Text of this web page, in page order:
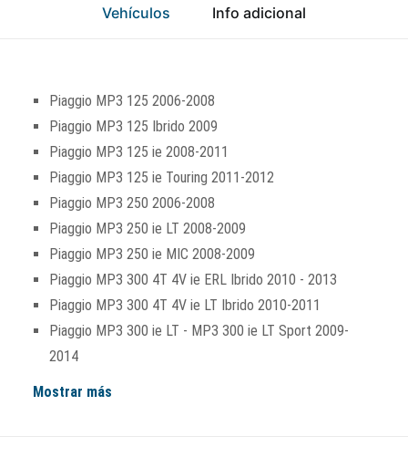
Vehículos Info adicional
Piaggio MP3 125 2006-2008
Piaggio MP3 125 Ibrido 2009
Piaggio MP3 125 ie 2008-2011
Piaggio MP3 125 ie Touring 2011-2012
Piaggio MP3 250 2006-2008
Piaggio MP3 250 ie LT 2008-2009
Piaggio MP3 250 ie MIC 2008-2009
Piaggio MP3 300 4T 4V ie ERL Ibrido 2010 - 2013
Piaggio MP3 300 4T 4V ie LT Ibrido 2010-2011
Piaggio MP3 300 ie LT - MP3 300 ie LT Sport 2009-
2014
Mostrar más